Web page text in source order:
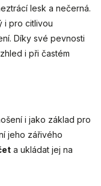
lesk a nečerná.
i pro citlivou
Díky své pevnosti
i při častém
i jako základ pro
jeho zářivého
a ukládat jej na